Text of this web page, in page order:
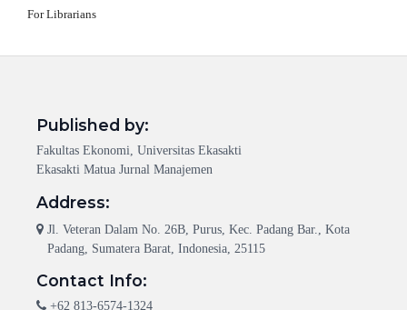
For Librarians
Published by:
Fakultas Ekonomi, Universitas Ekasakti
Ekasakti Matua Jurnal Manajemen
Address:
Jl. Veteran Dalam No. 26B, Purus, Kec. Padang Bar., Kota
Padang, Sumatera Barat, Indonesia, 25115
Contact Info:
+62 813-6574-1324